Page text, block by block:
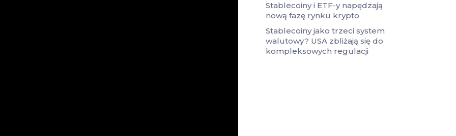
Stablecoiny i ETF-y napędzają
nową fazę rynku krypto
Stablecoiny jako trzeci system
walutowy? USA zbliżają się do
kompleksowych regulacji